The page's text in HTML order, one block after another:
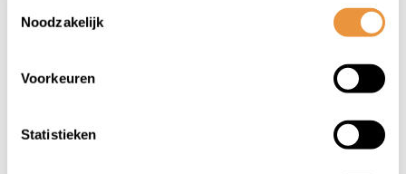
Noodzakelijk
Voorkeuren
Statistieken